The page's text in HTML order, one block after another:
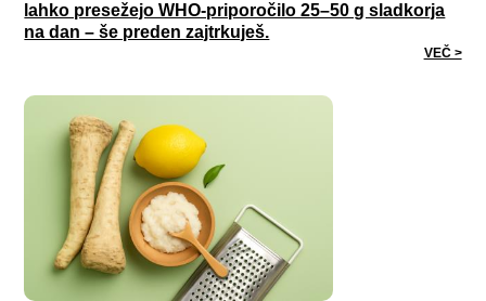
lahko presežejo WHO-priporočilo 25–50 g sladkorja
na dan – še preden zajtrkuješ.
VEČ >